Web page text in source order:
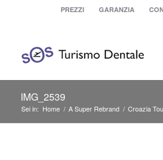
PREZZI GARANZIA
IMG_2539
Sei in: Home / A Super Rebrand / Croazia